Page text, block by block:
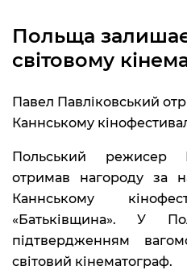
Польща залишає
світовому
Павел Павліковський
Каннському
Польський режисер
отримав нагороду за
Каннському
«Батьківщина». У
підтвердженням
світовий кінематограф.